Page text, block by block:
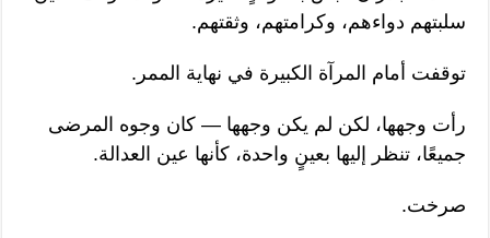
سلبتهم دواءهم، وكرامتهم، وثقتهم.
توقفت أمام المرآة الكبيرة في نهاية الممر.
رأت وجهها، لكن لم يكن وجهها — كان وجوه المرضى
جميعًا، تنظر إليها بعينٍ واحدة، كأنها عين العدالة.
صرخت.